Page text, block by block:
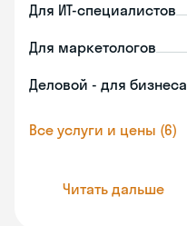
Для ИТ-специалистов
Для маркетологов
Деловой - для бизнеса
Все услуги и цены (6)
Читать дальше